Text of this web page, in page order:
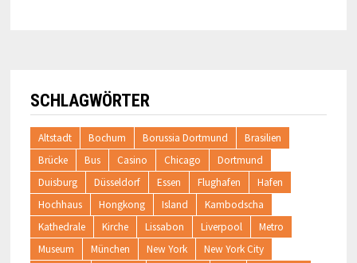
SCHLAGWÖRTER
Altstadt Bochum Borussia Dortmund
Brasilien
Brücke
Bus Casino Chicago
Dortmund
Duisburg
Düsseldorf Essen Flughafen
Hafen
Hochhaus
Hongkong Island
Kambodscha
Kathedrale
Kirche Lissabon Liverpool
Metro
Museum
München New York
New York City